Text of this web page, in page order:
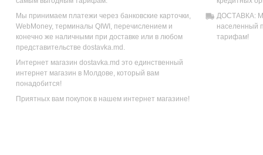
Мы принимаем платежи через банковские карточки,
WebMoney, терминалы QIWI, перечислением и
конечно же наличными при доставке или в любом
представительстве dostavka.md.
Интернет магазин dostavka.md это единственный
интернет магазин в Молдове, который вам
понадобится!
Приятных вам покупок в нашем интернет магазине!
ДОСТАВКА:
населенный
тарифам!